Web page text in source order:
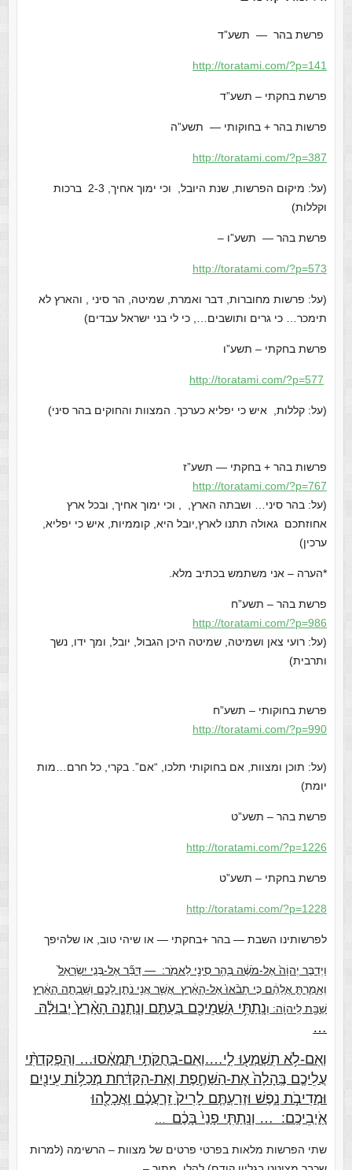
פרשת בהר — תשע”ד
http://toratami.com/?p=141
פרשת בחקתי – תשע”ד
פרשות בהר + בחוקותי — תשע”ה
http://toratami.com/?p=387
(על: מיקום הפרשות, שנת היובל, וכי ימוך אחיך, 2-3 ברכות
וקללות)
פרשת בהר — תשע”ו –
http://toratami.com/?p=573
(על: פרשות מחוברות, דבר ואמרת, שמיטה, הר סיני , והארץ לא
תימכר… כי גרים ותושבים…, כי לי בני ישראל עבדים)
פרשת בחקתי – תשע”ו
http://toratami.com/?p=577
(על: קללות, איש כי יפליא כערכך. המצוות והחוקים בהר סיני)
פרשות בהר + בחקתי — תשע”ז
http://toratami.com/?p=767
(על: בהר סיני… ושבתה הארץ, , וכי ימוך אחיך, ובכל ארץ
אחוזתכם גאולה תתנו לארץ,יובל היא, קוממיות, איש כי יפליא,
ערכין)
*הערה – אני משתמש בכתיב מלא.
פרשת בהר – תשע”ח
http://toratami.com/?p=986
(על: רועי צאן ושמיטה, שמיטה היכן הגבול, יובל, ומך ידו, נשך
ותרבית)
פרשת בחוקותי – תשע”ח
http://toratami.com/?p=990
(על: תוכן ומצוות, אם בחוקותי תלכו, “אם”. בקרי, כל חרם…מות
יומת)
פרשת בהר – תשע”ט
http://toratami.com/?p=1226
פרשת בחקתי – תשע”ט
http://toratami.com/?p=1228
לפרשותינו השבת — בהר +בחקתי — או שיהי טוב, או שלהיפך
וַיְדַבֵּ֤ר יְהוָֹה֙ אֶל-מֹשֶׁ֔ה בְּהַ֥ר סִינַ֖י לֵאמֹֽר: — דַּבֵּ֞ר אֶל-בְּנֵ֤י יִשְׂרָאֵל֙
וְאָֽמַרְתָּ֣ אֲלֵהֶ֔ם כִּ֤י תָבֹ֨אוּ֙ אֶל-הָאָ֔רֶץ אֲשֶׁ֥ר אֲנִ֖י נֹתֵ֣ן לָכֶ֑ם וְשָֽׁבְתָ֣ה הָאָ֔רֶץ
שַׁבָּ֖ת לַֽיהוָֹֽה: וְנָֽתַתִּ֥י גִשְׁמֵיכֶ֖ם בְּעִתָּ֑ם וְנָֽתְנָ֤ה הָאָ֨רֶץ֙ יְבוּלָ֔הּ
…
וְאִם-לֹ֥א תִשְׁמְע֖וּ לִ֑י….וְאִם-בְּחֻקֹּתַ֣י תִּמְאָ֔סוּ… וְהִפְקַדְתִּ֨י
עֲלֵיכֶ֤ם בֶּֽהָלָה֙ אֶת-הַשַּׁחֶ֣פֶת וְאֶת-הַקַּדַּ֔חַת מְכַלּ֥וֹת עֵינַ֖יִם
וּמְדִיבֹ֣ת נָ֑פֶשׁ וּזְרַעְתֶּ֤ם לָרִיק֙ זַֽרְעֲכֶ֔ם וַֽאֲכָלֻ֖הוּ
אֹֽיְבֵיכֶֽם:
… וְנָֽתַתִּ֤י פָנַי֙ בָּכֶ֔ם
שתי הפרשות מלאות בפרטי פרטים של מצוות – הרשימה (למרות